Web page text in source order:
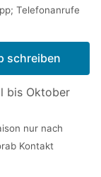
Telefonanrufe
schreiben
bis Oktober
nur nach
Kontakt